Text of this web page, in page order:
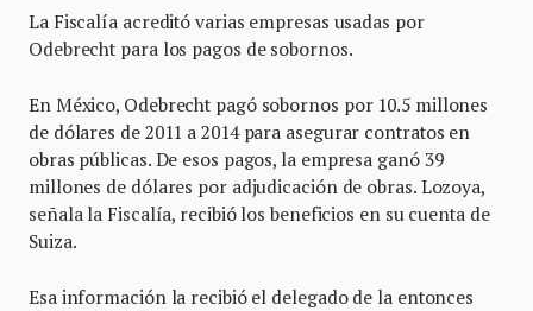
La Fiscalía acreditó varias empresas usadas por
Odebrecht para los pagos de sobornos.
En México, Odebrecht pagó sobornos por 10.5 millones
de dólares de 2011 a 2014 para asegurar contratos en
obras públicas. De esos pagos, la empresa ganó 39
millones de dólares por adjudicación de obras. Lozoya,
señala la Fiscalía, recibió los beneficios en su cuenta de
Suiza.
Esa información la recibió el delegado de la entonces